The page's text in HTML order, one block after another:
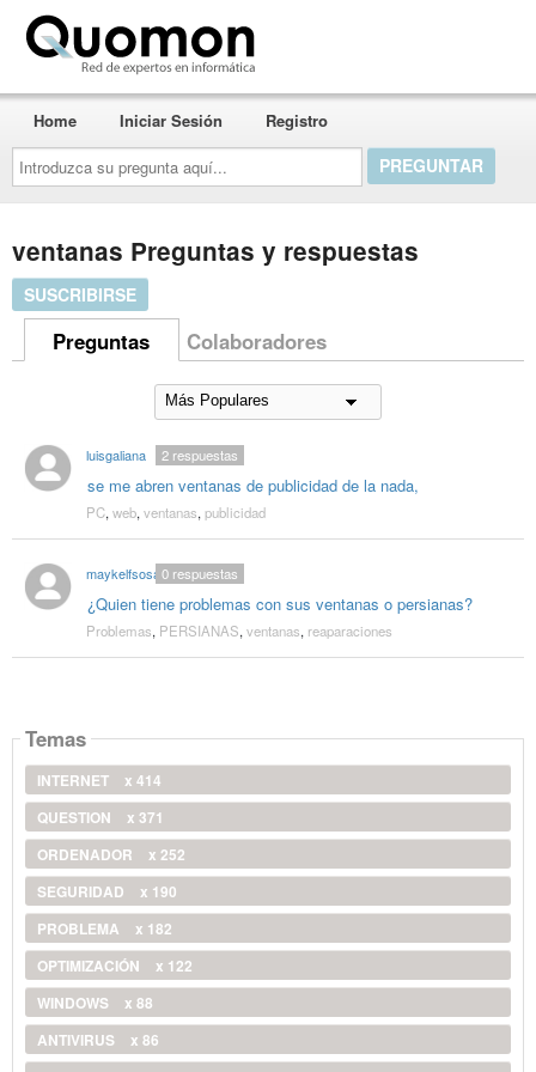
Introduzca
su
pregunta
aquí...
Home Iniciar Sesión Registro
ventanas Preguntas y respuestas
SUSCRIBIRSE
Preguntas Colaboradores
luisgaliana
se me abren ventanas de publicidad de la nada,
2respuestas
PC, web, ventanas, publicidad
maykelfsosa
¿Quien tiene problemas con sus ventanas o persianas?
0respuestas
Problemas, PERSIANAS, ventanas, reaparaciones
Temas
INTERNET
x 414
QUESTION
x 371
ORDENADOR
x 252
SEGURIDAD
x 190
PROBLEMA
x 182
OPTIMIZACIÓN
x 122
WINDOWS
x 88
ANTIVIRUS
x 86